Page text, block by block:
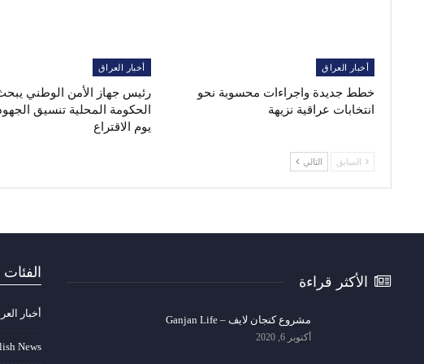
أخبار العراق
خطط جديدة واجراءات محسوبة نحو
انتخابات عراقية نزيهة
أخبار العراق
رئيس جهاز الأمن الوطني
الحكومة المحلية تنسيق
يوم الاقتراع
السابق التالي
الأكثر قراءة
مشروع كنجان لايف – Ganjan Life
أكتوبر 6, 2020
أخبار
News